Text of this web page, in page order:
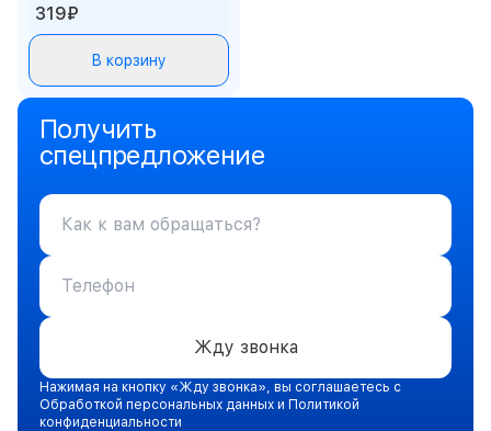
319₽
В корзину
Получить
спецпредложение
Жду звонка
Нажимая на кнопку «Жду звонка», вы соглашаетесь с
Обработкой персональных данных и Политикой
конфиденциальности